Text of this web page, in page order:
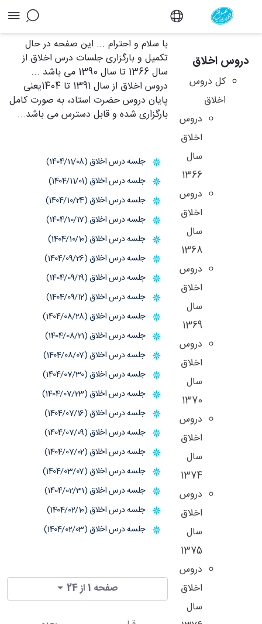
آرشیو دروس اخلاق - دفتر
دروس اخلاق
کل دروس
اخلاق
دروس
اخلاق
سال
1366
دروس
اخلاق
سال
1368
دروس
اخلاق
سال
1369
دروس
اخلاق
سال
1370
دروس
اخلاق
سال
1374
دروس
اخلاق
سال
1375
دروس
اخلاق
سال
با سلام و احترام ... این صفحه در حال
تکمیل و بارگزاری جلسات درس اخلاق از
سال 1366 تا سال 1390 می باشد ...
دروس اخلاق از سال 1391 تا 1404یعنی
پایان دروس حضرت استاد، به صورت کامل
بارگزاری شده و قابل دسترس می باشد...
جلسه درس اخلاق (1404/11/08)
جلسه درس اخلاق (1404/11/01)
جلسه درس اخلاق (1404/10/24)
جلسه درس اخلاق (1404/10/17)
جلسه درس اخلاق (1404/10/10)
جلسه درس اخلاق (1404/09/26)
جلسه درس اخلاق (1404/09/19)
جلسه درس اخلاق (1404/09/12)
جلسه درس اخلاق (1404/08/28)
جلسه درس اخلاق (1404/08/21)
جلسه درس اخلاق (1404/08/07)
جلسه درس اخلاق (1404/07/30)
جلسه درس اخلاق (1404/07/23)
جلسه درس اخلاق (1404/07/16)
جلسه درس اخلاق (1404/07/09)
جلسه درس اخلاق (1404/07/02)
جلسه درس اخلاق (1404/03/07)
جلسه درس اخلاق (1404/02/31)
جلسه درس اخلاق (1404/02/10)
جلسه درس اخلاق (1404/02/03)
صفحه 1 از 24